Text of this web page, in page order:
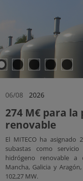
06/08 2026
274 M€ para
renovable
El MITECO ha asignado
subastas como
hidrógeno renovable a
Mancha, Galicia y
102,27 MW.